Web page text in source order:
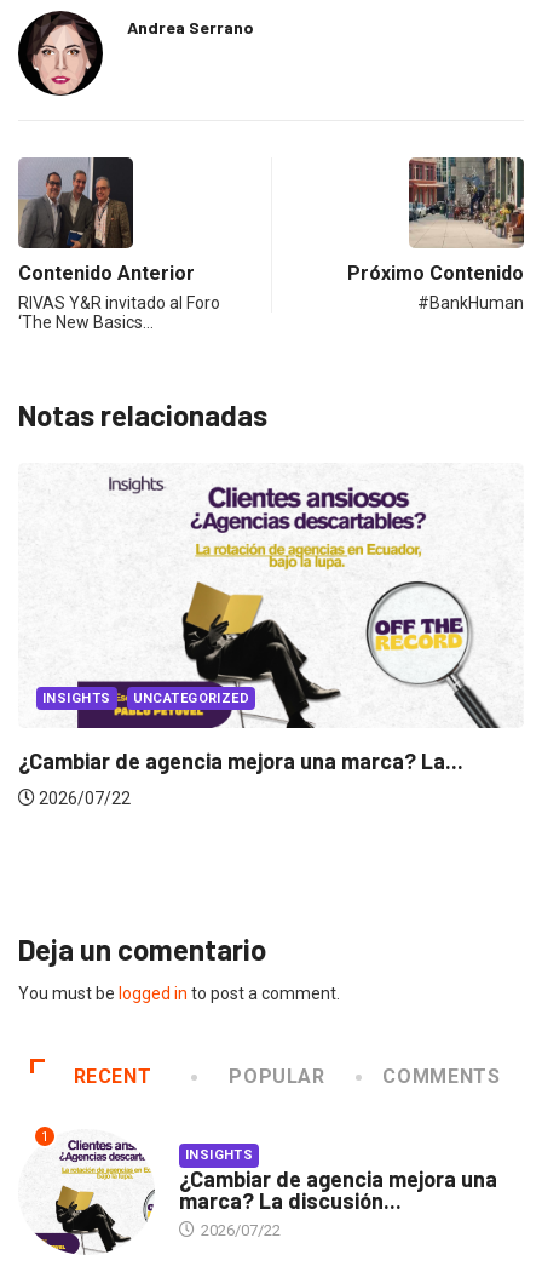
Andrea Serrano
Contenido Anterior
RIVAS Y&R invitado al Foro
‘The New Basics…
Próximo Contenido
#BankHuman
Notas relacionadas
mejora una marca? La... INSIGHTS
Deja un comentario
You must be logged in to post a comment.
RECENT POPULAR COMMENTS
1
INSIGHTS
¿Cambiar de agencia mejora una
marca? La discusión...
2026/07/22